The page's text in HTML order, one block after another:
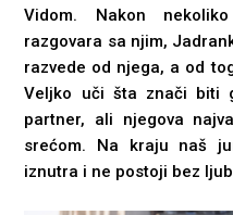
Vidom. Nakon
razgovara sa njim,
razvede od njega, a od
Veljko uči šta znači biti
partner, ali njegova
srećom. Na kraju naš
iznutra i ne postoji bez